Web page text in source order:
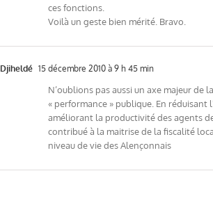
ces fonctions.
Voilà un geste bien mérité. Bravo.
Djiheldé 15 décembre 2010 à 9 h 45 min
N’oublions pas aussi un axe majeur de
« performance » publique. En réduisant
améliorant la productivité des agents
contribué à la maitrise de la fiscalité
niveau de vie des Alençonnais